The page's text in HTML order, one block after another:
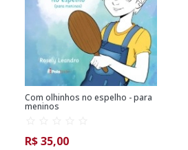
Com olhinhos no espelho - para
meninos
R$ 35,00